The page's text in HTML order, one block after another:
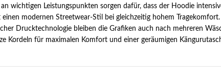
wichtigen Leistungspunkten sorgen dafür, dass der Hoodie
einen modernen Streetwear-Stil bei gleichzeitig hohem
Drucktechnologie bleiben die Grafiken auch nach mehreren
Kordeln für maximalen Komfort und einer geräumigen